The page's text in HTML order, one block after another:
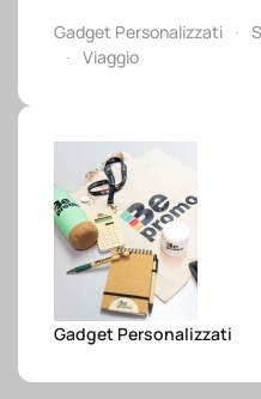
Gadget Personalizzati
Viaggio
Gadget Personalizzati